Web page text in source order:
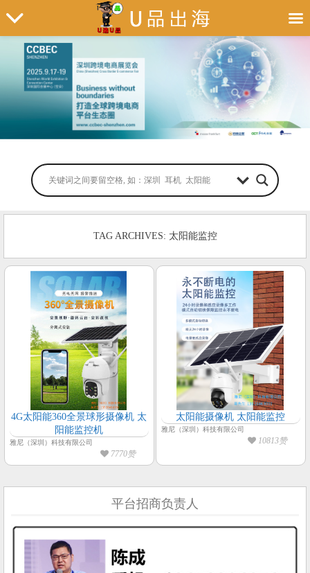
TAG ARCHIVES: 太阳能监控
4G太阳能360全景球形摄像机 太
阳能监控机
雅尼（深圳）科技有限公司
7770赞
太阳能摄像机 太阳能监控
雅尼（深圳）科技有限公司
10813赞
平台招商负责人